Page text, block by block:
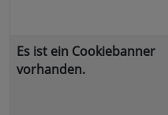
Es ist ein Cookiebanner
vorhanden.